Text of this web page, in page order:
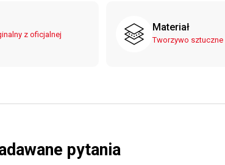
z oficjalnej
Materiał
Tworzywo sztuczne
pytania